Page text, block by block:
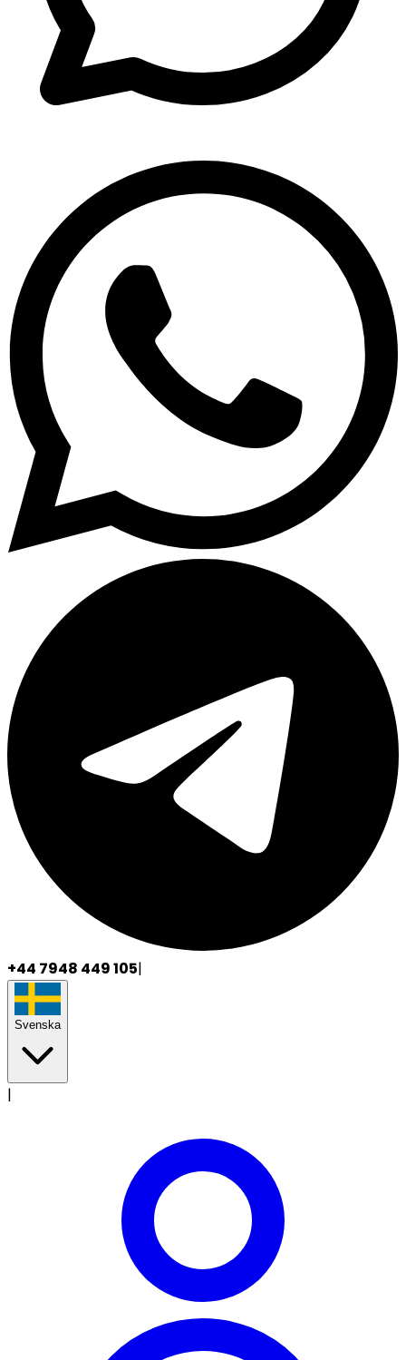
+44 7948 449 105|
Svenska
|